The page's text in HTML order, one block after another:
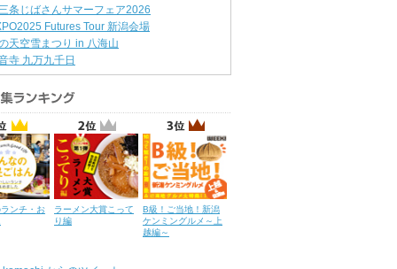
条じばさんサマーフェア2026
Futures Tour 新潟会場
天空雪まつり in 八海山
寺 九万九千日
ンチ・お
ラーメン大賞こって
り編
B級！ご当地！新潟
ケンミングルメ～上
越編～